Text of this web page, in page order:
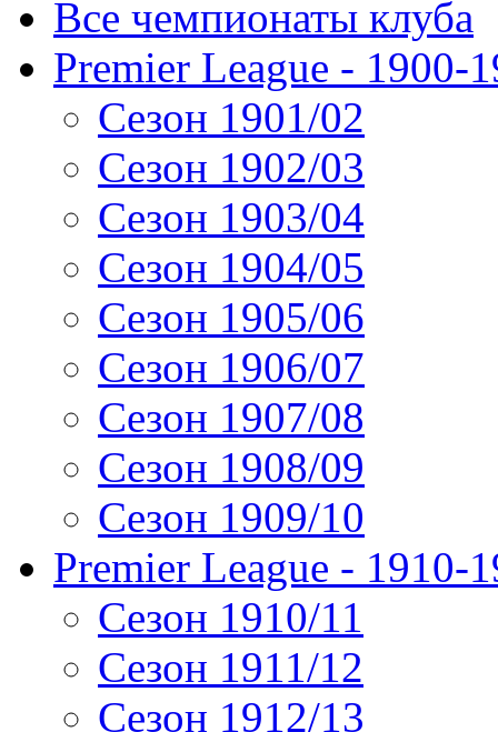
Все чемпионаты клуба
Premier League - 1900-
Сезон 1901/02
Сезон 1902/03
Сезон 1903/04
Сезон 1904/05
Сезон 1905/06
Сезон 1906/07
Сезон 1907/08
Сезон 1908/09
Сезон 1909/10
Premier League - 1910-
Сезон 1910/11
Сезон 1911/12
Сезон 1912/13